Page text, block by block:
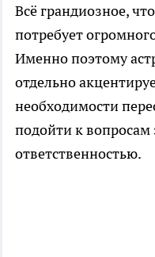
Всё грандиозное,
потребует
Именно поэтому
отдельно
необходимости
подойти к вопросам
ответственностью.